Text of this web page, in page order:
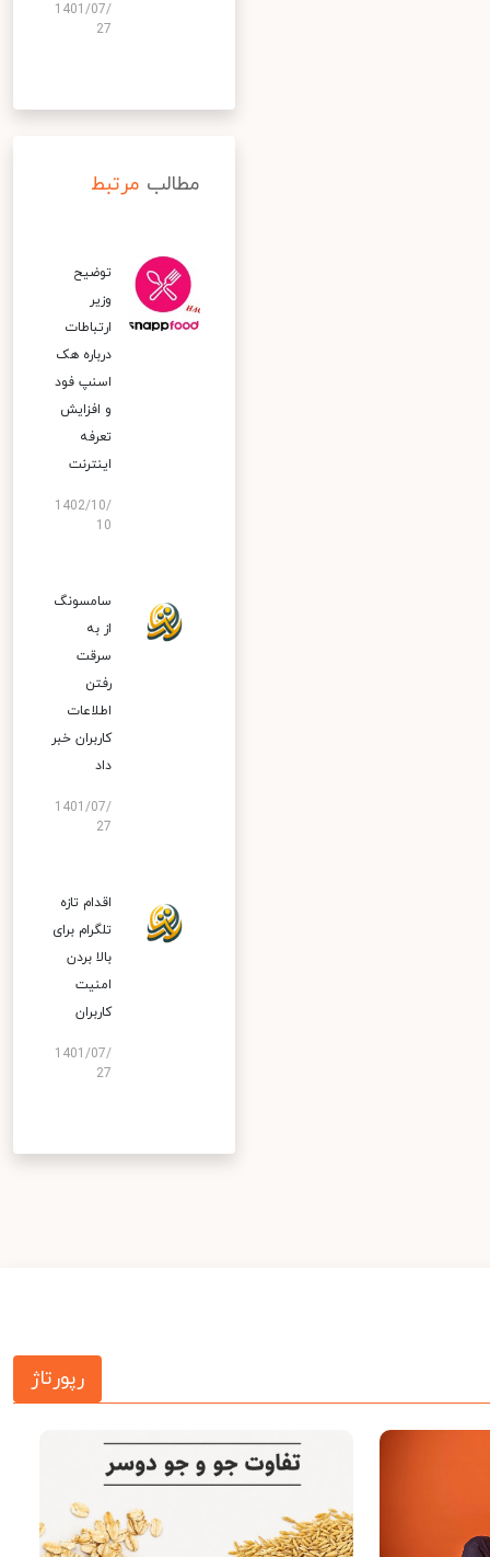
1401/07/
27
مطالب مرتبط
توضیح
وزیر
ارتباطات
درباره هک
اسنپ‌ فود
و افزایش
تعرفه
اینترنت
1402/10/
10
سامسونگ
از به
سرقت
رفتن
اطلاعات
کاربران خبر
داد
1401/07/
27
اقدام تازه
تلگرام برای
بالا بردن
امنیت
کاربران
1401/07/
27
رپورتاژ